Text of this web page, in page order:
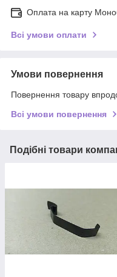
Оплата на карту
Всі умови оплати
Умови повернення
Повернення товару
Всі умови повернення
Подібні товари